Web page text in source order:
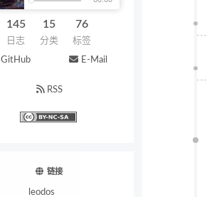
145
日志
15
分类
76
标签
GitHub E-Mail
RSS
链接
leodos